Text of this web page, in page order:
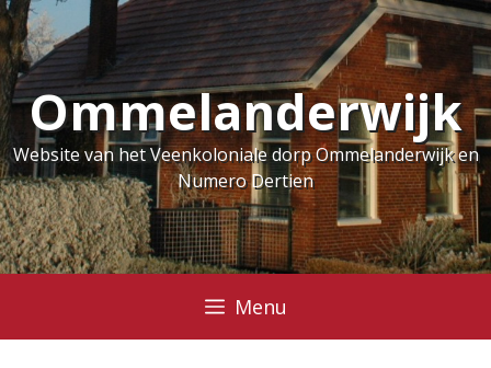
Ga
naar
de
inhoudOmmelanderwijk
Website van het Veenkoloniale dorp Ommelanderwijk en
Numero Dertien
Menu